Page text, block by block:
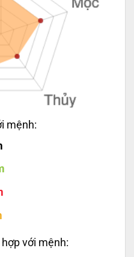
mệnh:
với mệnh: